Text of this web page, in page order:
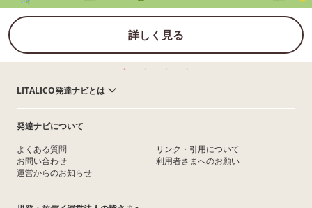
詳しく見る
LITALICO発達ナビとは
発達ナビについて
よくある質問
お問い合わせ
運営からのお知らせ
リンク・引用について
利用者さまへのお願い